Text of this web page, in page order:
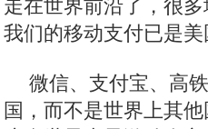
三是“乘法”。这是
明”产生的经济和社